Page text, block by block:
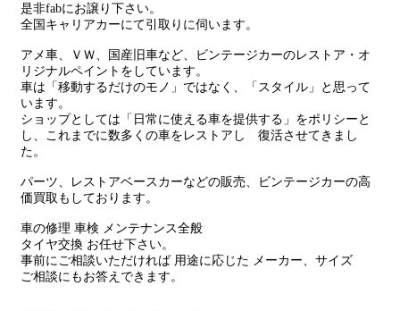
是非fabにお譲り下さい。
全国キャリアカーにて引取りに伺います。
アメ車、ＶＷ、国産旧車など、ビンテージカーのレストア・オ
リジナルペイントをしています。
車は「移動するだけのモノ」ではなく、「スタイル」と思って
います。
ショップとしては「日常に使える車を提供する」をポリシーと
し、これまでに数多くの車をレストアし 復活させてきまし
た。
パーツ、レストアベースカーなどの販売、ビンテージカーの高
価買取もしております。
車の修理 車検 メンテナンス全般
タイヤ交換 お任せ下さい。
事前にご相談いただければ 用途に応じた メーカー、サイズ
ご相談にもお答えできます。